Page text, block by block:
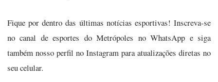
Fique por dentro das últimas notícias esportivas! Inscreva-se
no canal de esportes do Metrópoles no WhatsApp e siga
também nosso perfil no Instagram para atualizações diretas no
seu celular.